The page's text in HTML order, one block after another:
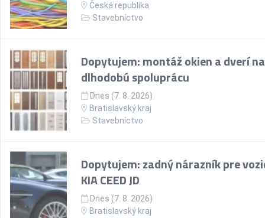
Česká republika
Stavebníctvo
Dopytujem: montáž okien a dverí na
dlhodobú spoluprácu
Dnes (7. 8. 2026)
Bratislavský kraj
Stavebníctvo
Dopytujem: zadný nárazník pre
KIA CEED JD
Dnes (7. 8. 2026)
Bratislavský kraj